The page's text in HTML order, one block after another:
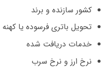
کشور سازنده و برند
تحویل باتری فرسوده یا کهنه
خدمات دریافت شده
نرخ ارز و نرخ سرب